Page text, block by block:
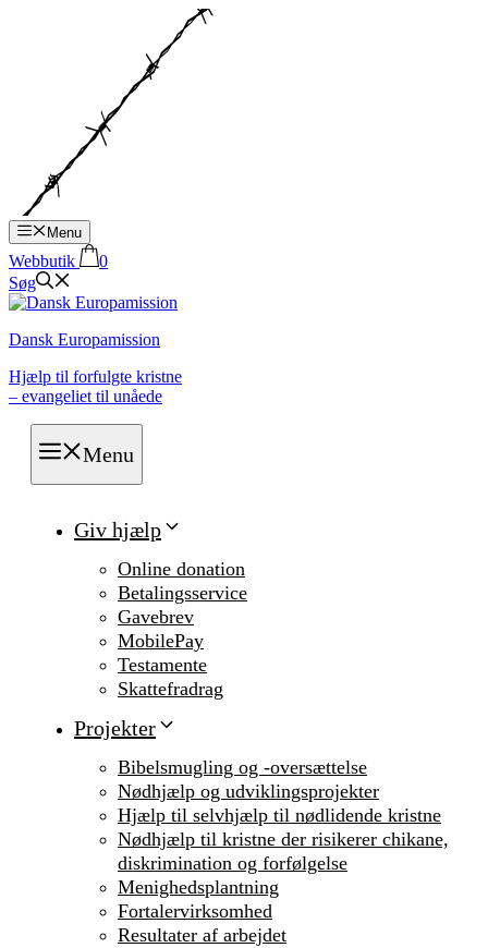
Menu
Webbutik
0
Søg
Dansk Europamission
Hjælp til forfulgte kristne
– evangeliet til unåede
Menu
Giv hjælp
Online donation
Betalingsservice
Gavebrev
MobilePay
Testamente
Skattefradrag
Projekter
Bibelsmugling og -oversættelse
Nødhjælp og udviklingsprojekter
Hjælp til selvhjælp til nødlidende kristne
Nødhjælp til kristne der risikerer chikane,
diskrimination og forfølgelse
Menighedsplantning
Fortalervirksomhed
Resultater af arbejdet